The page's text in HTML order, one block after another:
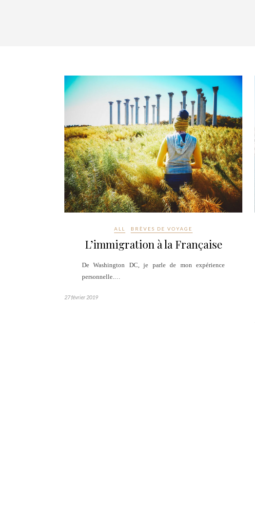
ALL BRÈVES DE VOYAGE
L’immigration à la Française
De Washington DC, je parle de mon expérience
personnelle.…
27 février 2019